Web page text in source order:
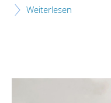
Weiterlesen